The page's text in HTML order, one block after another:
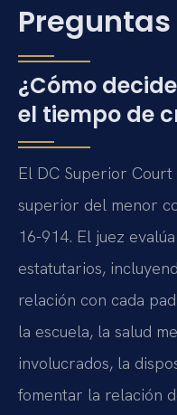
¿Cómo
el tiempo de
El DC Superior
superior del menor
16-914. El juez
estatutarios,
relación con cada
la escuela, la salud
involucrados, la
fomentar la relación